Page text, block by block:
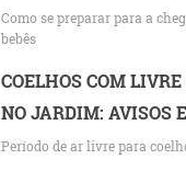
Como se preparar para a
bebês
COELHOS COM
NO JARDIM: AVISOS
Período de ar livre para